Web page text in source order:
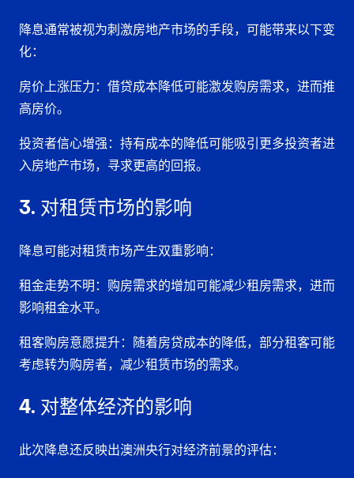
降息通常被视为刺激房地产市场的手段，可能带来以下变
化：
房价上涨压力：借贷成本降低可能激发购房需求，进而推
高房价。
投资者信心增强：持有成本的降低可能吸引更多投资者进
入房地产市场，寻求更高的回报。
3. 对租赁市场的影响
降息可能对租赁市场产生双重影响：
租金走势不明 ：购房需求的增加可能减少租房需求，进而
影响租金水平。
租客购房意愿提升：随着房贷成本的降低，部分租客可能
考虑转为购房者，减少租赁市场的需求。
4. 对整体经济的影响
此次降息还反映出澳洲央行对经济前景的评估：